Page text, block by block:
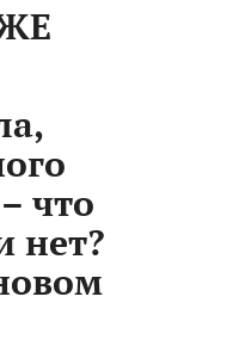
что
нет?